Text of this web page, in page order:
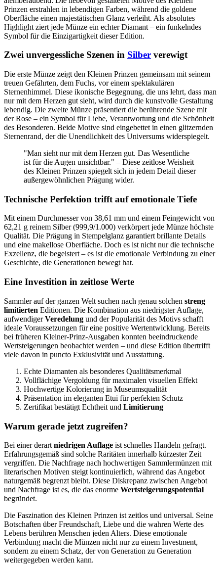
Prinzen erstrahlen in lebendigen Farben, während die goldene
Oberfläche einen majestätischen Glanz verleiht. Als absolutes
Highlight ziert jede Münze ein echter Diamant – ein funkelndes
Symbol für die Einzigartigkeit dieser Edition.
Zwei unvergessliche Szenen in Silber verewigt
Die erste Münze zeigt den Kleinen Prinzen gemeinsam mit seinem
treuen Gefährten, dem Fuchs, vor einem spektakulären
Sternenhimmel. Diese ikonische Begegnung, die uns lehrt, dass man
nur mit dem Herzen gut sieht, wird durch die kunstvolle Gestaltung
lebendig. Die zweite Münze präsentiert die berührende Szene mit
der Rose – ein Symbol für Liebe, Verantwortung und die Schönheit
des Besonderen. Beide Motive sind eingebettet in einen glitzernden
Sternenrand, der die Unendlichkeit des Universums widerspiegelt.
"Man sieht nur mit dem Herzen gut. Das Wesentliche
ist für die Augen unsichtbar." – Diese zeitlose Weisheit
des Kleinen Prinzen spiegelt sich in jedem Detail dieser
außergewöhnlichen Prägung wider.
Technische Perfektion trifft auf emotionale Tiefe
Mit einem Durchmesser von 38,61 mm und einem Feingewicht von
62,21 g reinem Silber (999,9/1.000) verkörpert jede Münze höchste
Qualität. Die Prägung in Stempelglanz garantiert brillante Details
und eine makellose Oberfläche. Doch es ist nicht nur die technische
Exzellenz, die begeistert – es ist die emotionale Verbindung zu einer
Geschichte, die Generationen bewegt hat.
Eine Investition in zeitlose Werte
Sammler auf der ganzen Welt suchen nach genau solchen streng
limitierten Editionen. Die Kombination aus niedrigster Auflage,
aufwendigerVeredelung und der Popularität des Motivs schafft
ideale Voraussetzungen für eine positive Wertentwicklung. Bereits
bei früheren Kleiner-Prinz-Ausgaben konnten beeindruckende
Wertsteigerungen beobachtet werden – und diese Edition übertrifft
viele davon in puncto Exklusivität und Ausstattung.
Echte Diamanten als besonderes Qualitätsmerkmal
Vollflächige Vergoldung für maximalen visuellen Effekt
Hochwertige Kolorierung in Museumsqualität
Präsentation im eleganten Etui für perfekten Schutz
Zertifikat bestätigt Echtheit und Limitierung
Warum gerade jetzt zugreifen?
Bei einer derart niedrigen Auflage ist schnelles Handeln gefragt.
Erfahrungsgemäß sind solche Raritäten innerhalb kürzester Zeit
vergriffen. Die Nachfrage nach hochwertigen Sammlermünzen mit
literarischen Motiven steigt kontinuierlich, während das Angebot
naturgemäß begrenzt bleibt. Diese Diskrepanz zwischen Angebot
und Nachfrage ist es, die das enorme Wertsteigerungspotential
begründet.
Die Faszination des Kleinen Prinzen ist zeitlos und universal. Seine
Botschaften über Freundschaft, Liebe und die wahren Werte des
Lebens berühren Menschen jeden Alters. Diese emotionale
Verbindung macht die Münzen nicht nur zu einem Investment,
sondern zu einem Schatz, der von Generation zu Generation
weitergegeben werden kann.